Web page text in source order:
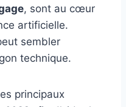
, sont au cœur
artificielle.
sembler
technique.
principaux